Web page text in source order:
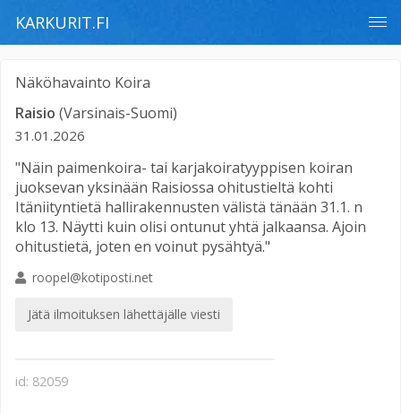
KARKURIT.FI
Näköhavainto Koira
Raisio (Varsinais-Suomi)
31.01.2026
"Näin paimenkoira- tai karjakoiratyyppisen koiran
juoksevan yksinään Raisiossa ohitustieltä kohti
Itäniityntietä hallirakennusten välistä tänään 31.1. n
klo 13. Näytti kuin olisi ontunut yhtä jalkaansa. Ajoin
ohitustietä, joten en voinut pysähtyä."
roopel@kotiposti.net
Jätä ilmoituksen lähettäjälle viesti
id: 82059